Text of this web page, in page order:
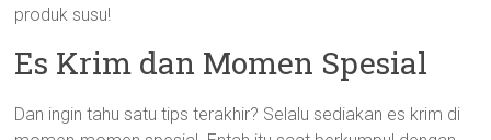
produk susu!
Es Krim dan Momen Spesial
Dan ingin tahu satu tips terakhir? Selalu sediakan es krim di